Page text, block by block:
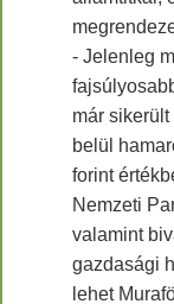
- Jelenleg
már
belül
forint
Nemzeti
valamint
gazdasági
lehet